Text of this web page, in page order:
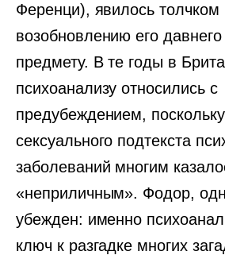
Ференци), явилось толчком
возобновлению его
предмету. В те годы в
психоанализу относились с
предубеждением,
сексуального подтекста
заболеваний многим
«неприличным». Фодор,
убежден: именно
ключ к разгадке многих